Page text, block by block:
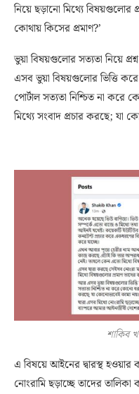
নিয়ে ছড়ানো মিথ্যে বিষয়গুলোর
কোথায় কিসের প্রমাণ?’
ভুয়া বিষয়গুলোর সত্যতা নিয়ে
এসব ভুয়া বিষয়গুলোর ভিত্তি
পোর্টাল সত্যতা নিশ্চিত না করে
মিথ্যে সংবাদ প্রচার করছে; যা
শাকিব
এ বিষয়ে আইনের দ্বারস্থ হওয়ার
নোংরামি ছড়াচ্ছে তাদের